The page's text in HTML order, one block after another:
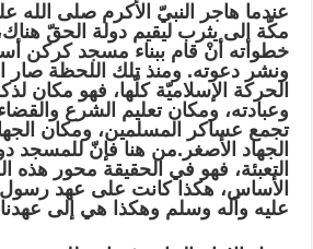
عندما هاجر النبيّ الأكرم صلى الله
مكّة إلى يثرب ليقيم دولة الحقّ
خطواته أنْ قام ببناء مسجد كركن
ونشر دعوته. ومنذ تلك اللحظة صار
الحركة الإسلاميّة كلّها، فهو مكان
وعبادته، ومكان تعليم الشرع
تجمع عساكر المسلمين، ومكان
الجهاد الأصغر.من هنا فإنّ للمسجد
التعبئة، فهو في الحقيقة محور هذه
الأساس، هكذا كانت على عهد رسول
عليه وآله وسلم وهكذا هي إلى